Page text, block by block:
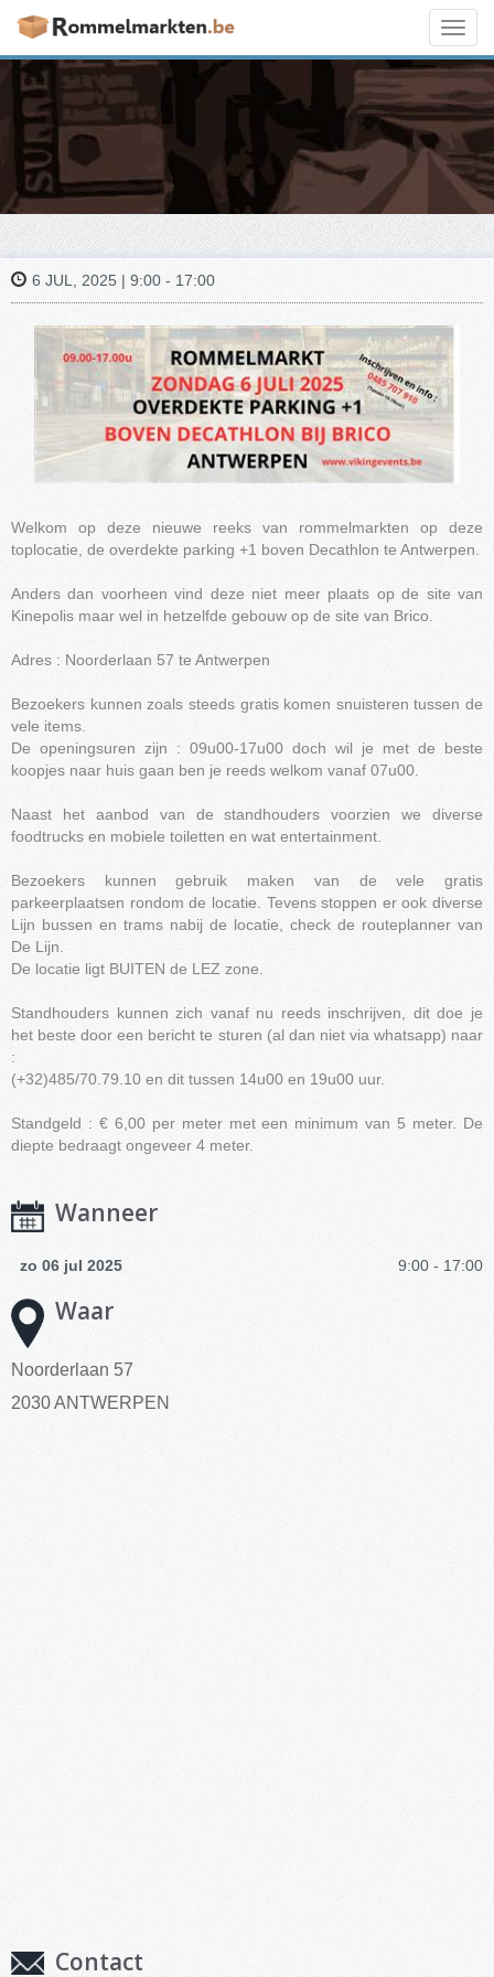
6 JUL, 2025 | 9:00 - 17:00
Welkom op deze nieuwe reeks van rommelmarkten op deze
toplocatie, de overdekte parking +1 boven Decathlon te Antwerpen.
Anders dan voorheen vind deze niet meer plaats op de site van
Kinepolis maar wel in hetzelfde gebouw op de site van Brico.
Adres : Noorderlaan 57 te Antwerpen
Bezoekers kunnen zoals steeds gratis komen snuisteren tussen de
vele items.
De openingsuren zijn : 09u00-17u00 doch wil je met de beste
koopjes naar huis gaan ben je reeds welkom vanaf 07u00.
Naast het aanbod van de standhouders voorzien we diverse
foodtrucks en mobiele toiletten en wat entertainment.
Bezoekers kunnen gebruik maken van de vele gratis
parkeerplaatsen rondom de locatie. Tevens stoppen er ook diverse
Lijn bussen en trams nabij de locatie, check de routeplanner van
De Lijn.
De locatie ligt BUITEN de LEZ zone.
Standhouders kunnen zich vanaf nu reeds inschrijven, dit doe je
het beste door een bericht te sturen (al dan niet via whatsapp) naar
:
(+32)485/70.79.10 en dit tussen 14u00 en 19u00 uur.
Standgeld : € 6,00 per meter met een minimum van 5 meter. De
diepte bedraagt ongeveer 4 meter.
Wanneer
zo 06 jul 2025 9:00 - 17:00
Waar
Noorderlaan 57
2030 ANTWERPEN
Contact